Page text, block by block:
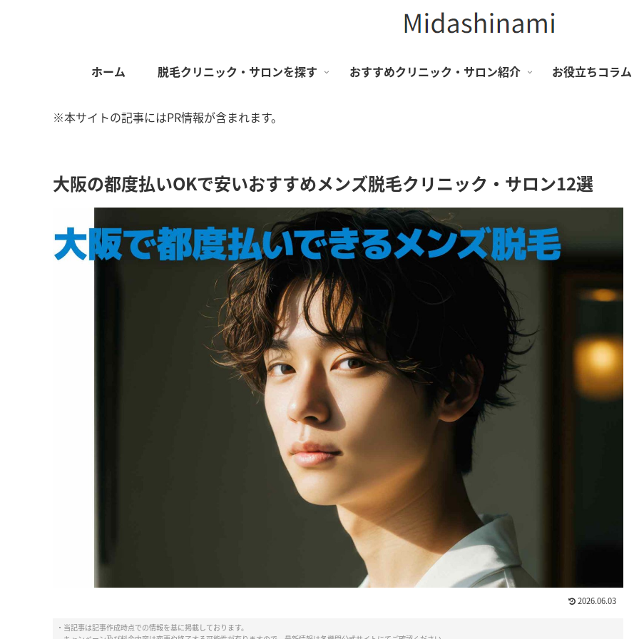
ホーム 脱毛クリニック・サロンを探す おすすめクリニック・サロン紹介 お役立ちコラム
※本サイトの記事にはPR情報が含まれます。
大阪の都度払いOKで安いおすすめメンズ脱毛クリニック・サロン12選
2026.06.03
・当記事は記事作成時点での情報を基に掲載しております。